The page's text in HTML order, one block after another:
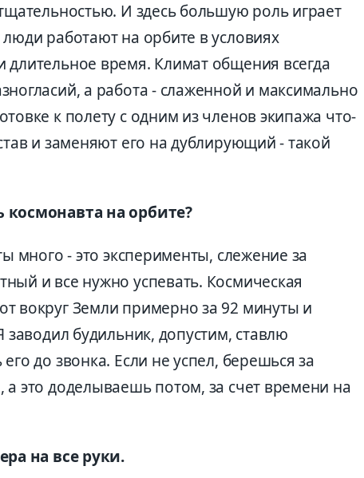
И здесь большую роль играет
работают на орбите в условиях
длительное время. Климат общения всегда
а работа - слаженной и максимально
к полету с одним из членов экипажа что-
и заменяют его на дублирующий - такой
на орбите?
много - это эксперименты, слежение за
и все нужно успевать. Космическая
вокруг Земли примерно за 92 минуты и
заводил будильник, допустим, ставлю
до звонка. Если не успел, берешься за
а это доделываешь потом, за счет времени на
на все руки.